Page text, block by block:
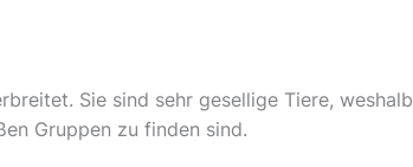
Sie sind sehr gesellige Tiere, weshalb
Gruppen zu finden sind.